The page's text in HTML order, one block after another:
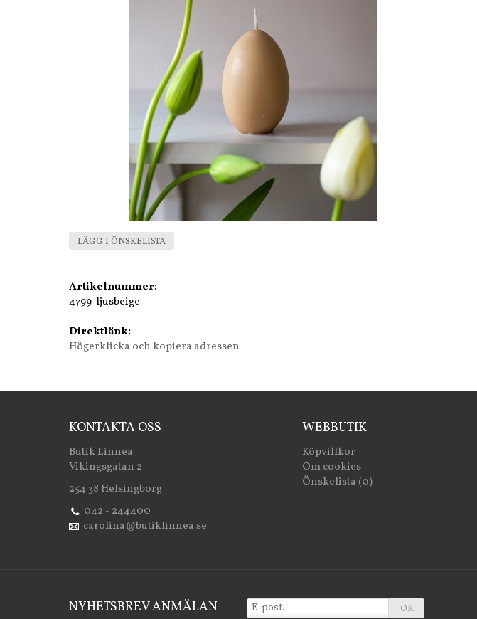
LÄGG I ÖNSKELISTA
Artikelnummer:
4799-ljusbeige
Direktlänk:
Högerklicka och kopiera adressen
KONTAKTA OSS
Butik Linnea
Vikingsgatan 2
254 38 Helsingborg
042 - 244400
carolina@butiklinnea.se
WEBBUTIK
Köpvillkor
Om cookies
Önskelista (0)
NYHETSBREV ANMÄLAN OK